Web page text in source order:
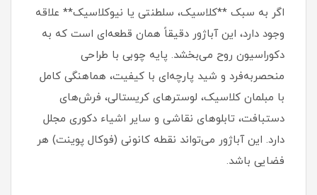
اگر به سبک **کلاسیک، سلطنتی یا نیوکلاسیک** علاقه
وجود دارد، این آباژور دقیقاً همان قطعه‌ای است که به
دکوراسیون روح می‌بخشد. پایه چوبی با طراحی
منحصربه‌فرد و شید پارچه‌ای با کیفیت، هماهنگی کامل
با مبلمان کلاسیک، لوسترهای کریستالی، فرش‌های
دستبافت، تابلوهای نقاشی و سایر اشیاء دکوری مجلل
دارد. این آباژور می‌تواند نقطه کانونی (فوکال پوینت) هر
فضایی باشد.